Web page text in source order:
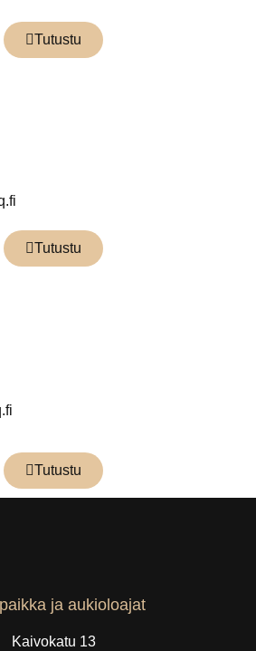
Tutustu
Tutustu
Tutustu
ja aukioloajat
Kaivokatu 13